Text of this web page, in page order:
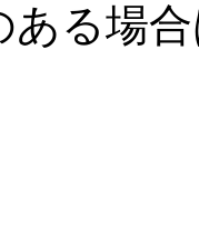
ある場